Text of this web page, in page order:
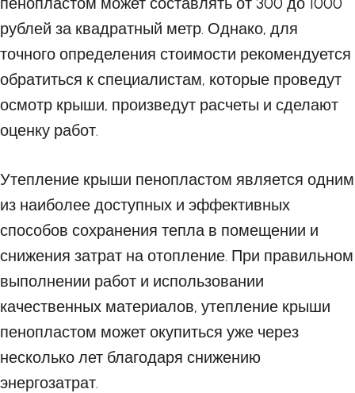
рублей за квадратный метр. Однако, для
точного определения стоимости рекомендуется
обратиться к специалистам, которые проведут
осмотр крыши, произведут расчеты и сделают
оценку работ.
Утепление крыши пенопластом является одним
из наиболее доступных и эффективных
способов сохранения тепла в помещении и
снижения затрат на отопление. При правильном
выполнении работ и использовании
качественных материалов, утепление крыши
пенопластом может окупиться уже через
несколько лет благодаря снижению
энергозатрат.